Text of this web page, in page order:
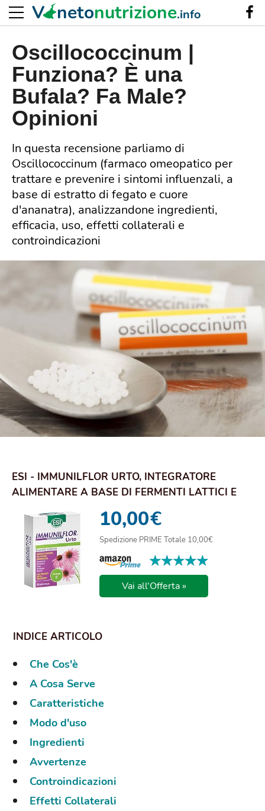
Oscillococcinum |
Funziona? È una
Bufala? Fa Male?
Opinioni
In questa recensione parliamo di
Oscillococcinum (farmaco omeopatico per
trattare e prevenire i sintomi influenzali, a
base di estratto di fegato e cuore
d'ananatra), analizzandone ingredienti,
efficacia, uso, effetti collaterali e
controindicazioni
ESI - IMMUNILFLOR URTO, INTEGRATORE
ALIMENTARE A BASE DI FERMENTI LATTICI E
10,00€
Spedizione PRIME Totale 10,00€
★★★★★
★★★★★
Vai all'Offerta »
Che Cos'è
A Cosa Serve
Caratteristiche
Modo d'uso
Ingredienti
Avvertenze
Controindicazioni
Effetti Collaterali
V netonutrizione.info